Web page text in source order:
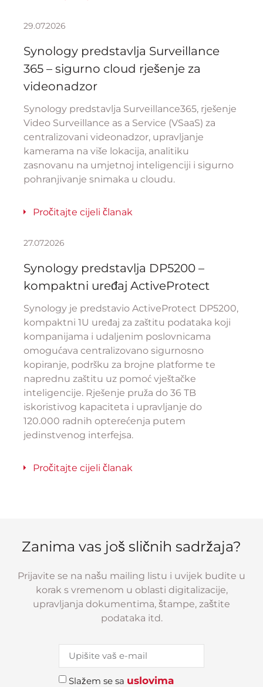
29.07.2026
Synology predstavlja Surveillance
365 – sigurno cloud rješenje za
videonadzor
Synology predstavlja Surveillance365, rješenje
Video Surveillance as a Service (VSaaS) za
centralizovani videonadzor, upravljanje
kamerama na više lokacija, analitiku
zasnovanu na umjetnoj inteligenciji i sigurno
pohranjivanje snimaka u cloudu.
Pročitajte cijeli članak
27.07.2026
Synology predstavlja DP5200 –
kompaktni uređaj ActiveProtect
Synology je predstavio ActiveProtect DP5200,
kompaktni 1U uređaj za zaštitu podataka koji
kompanijama i udaljenim poslovnicama
omogućava centralizovano sigurnosno
kopiranje, podršku za brojne platforme te
naprednu zaštitu uz pomoć vještačke
inteligencije. Rješenje pruža do 36 TB
iskoristivog kapaciteta i upravljanje do
120.000 radnih opterećenja putem
jedinstvenog interfejsa.
Pročitajte cijeli članak
Zanima vas još sličnih sadržaja?
Prijavite se na našu mailing listu i uvijek budite u
korak s vremenom u oblasti digitalizacije,
upravljanja dokumentima, štampe, zaštite
podataka itd.
Slažem se sa uslovima